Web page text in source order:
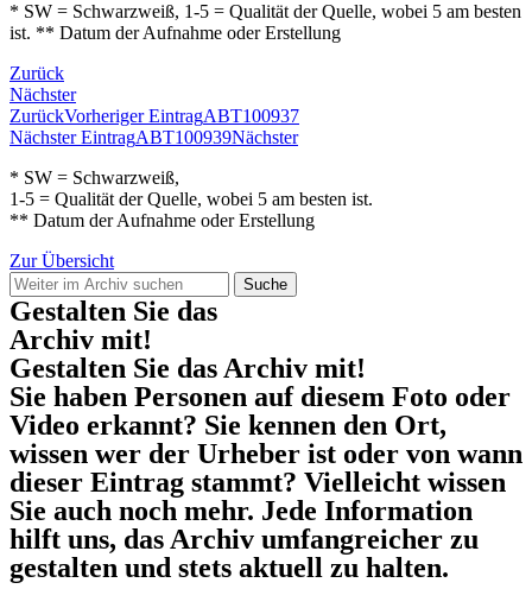
* SW = Schwarzweiß, 1-5 = Qualität der Quelle, wobei 5 am besten
ist. ** Datum der Aufnahme oder Erstellung
Zurück
Nächster
ZurückVorheriger EintragABT100937
Nächster EintragABT100939Nächster
* SW = Schwarzweiß,
1-5 = Qualität der Quelle, wobei 5 am besten ist.
** Datum der Aufnahme oder Erstellung
Zur Übersicht
Suche
Gestalten Sie das
Archiv mit!
Gestalten Sie das Archiv mit!
Sie haben Personen auf diesem Foto oder
Video erkannt? Sie kennen den Ort,
wissen wer der Urheber ist oder von wann
dieser Eintrag stammt? Vielleicht wissen
Sie auch noch mehr. Jede Information
hilft uns, das Archiv umfangreicher zu
gestalten und stets aktuell zu halten.